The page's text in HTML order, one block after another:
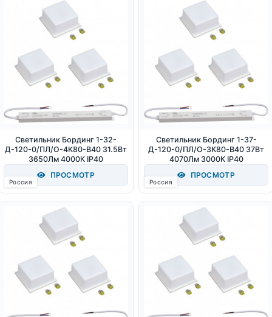
Светильник Бординг 1-32-
Д-120-0/ПЛ/О-4К80-В40 31.5Вт
3650Лм 4000К IP40
ПРОСМОТР
Россия
Светильник Бординг 1-37-
Д-120-0/ПЛ/О-3К80-В40 37Вт
4070Лм 3000К IP40
ПРОСМОТР
Россия